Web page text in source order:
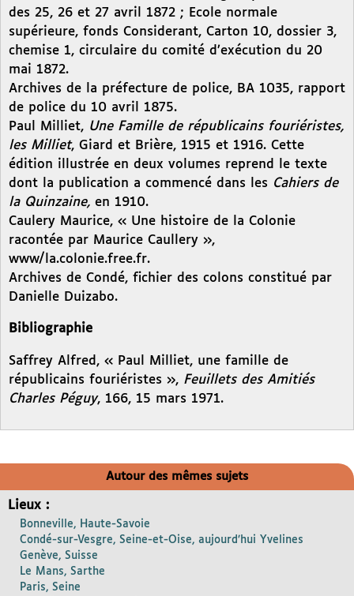
des 25, 26 et 27 avril 1872 ; Ecole normale
supérieure, fonds Considerant, Carton 10, dossier 3,
chemise 1, circulaire du comité d’exécution du 20
mai 1872.
Archives de la préfecture de police, BA 1035, rapport
de police du 10 avril 1875.
Paul Milliet, Une Famille de républicains fouriéristes,
les Milliet, Giard et Brière, 1915 et 1916. Cette
édition illustrée en deux volumes reprend le texte
dont la publication a commencé dans les Cahiers de
la Quinzaine, en 1910.
Caulery Maurice, « Une histoire de la Colonie
racontée par Maurice Caullery »,
www/la.colonie.free.fr.
Archives de Condé, fichier des colons constitué par
Danielle Duizabo.
Bibliographie
Saffrey Alfred, « Paul Milliet, une famille de
républicains fouriéristes », Feuillets des Amitiés
Charles Péguy, 166, 15 mars 1971.
Autour des mêmes sujets
Lieux :
Bonneville, Haute-Savoie
Condé-sur-Vesgre, Seine-et-Oise, aujourd’hui Yvelines
Genève, Suisse
Le Mans, Sarthe
Paris, Seine